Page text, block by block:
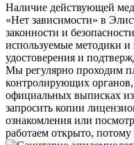
Наличие действующей
«Нет зависимости» в
законности и
используемые методики
удостоверения и
Мы регулярно проходим
контролирующих органов,
официальных выписках
запросить копии
ознакомления или
работаем открыто,